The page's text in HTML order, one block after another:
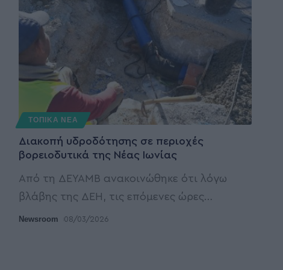
ΤΟΠΙΚΑ ΝΕΑ
Διακοπή υδροδότησης σε περιοχές
βορειοδυτικά της Νέας Ιωνίας
Από τη ΔΕΥΑΜΒ ανακοινώθηκε ότι λόγω
βλάβης της ΔΕΗ, τις επόμενες ώρες…
Newsroom 08/03/2026